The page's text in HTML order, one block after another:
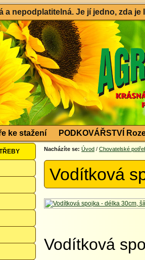
a nepodplatitelná. Je jí jedno, zda
ke stažení PODKOVÁŘSTVÍ
Nacházíte se: Úvod / Chovatelské
Vodítková
Vodítková